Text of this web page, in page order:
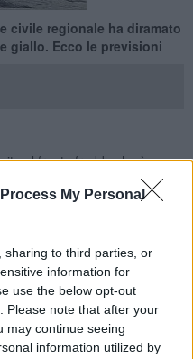
My Personal
sharing to third parties, or
information for
use the below opt-out
Please note that after your
may continue seeing
information utilized by
civile regionale ha diramato
giallo. Ecco le previsioni
al fronte freddo che è
sulle zone settentrionali,
di instabilità con possibili
anche nella prima parte